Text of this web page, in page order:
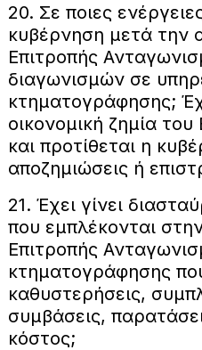
20. Σε ποιες
κυβέρνηση μετά την
Επιτροπής
διαγωνισμών σε
κτηματογράφησης;
οικονομική ζημία
και προτίθεται η
αποζημιώσεις ή
21. Έχει γίνει
που εμπλέκονται
Επιτροπής
κτηματογράφησης
καθυστερήσεις,
συμβάσεις,
κόστος;